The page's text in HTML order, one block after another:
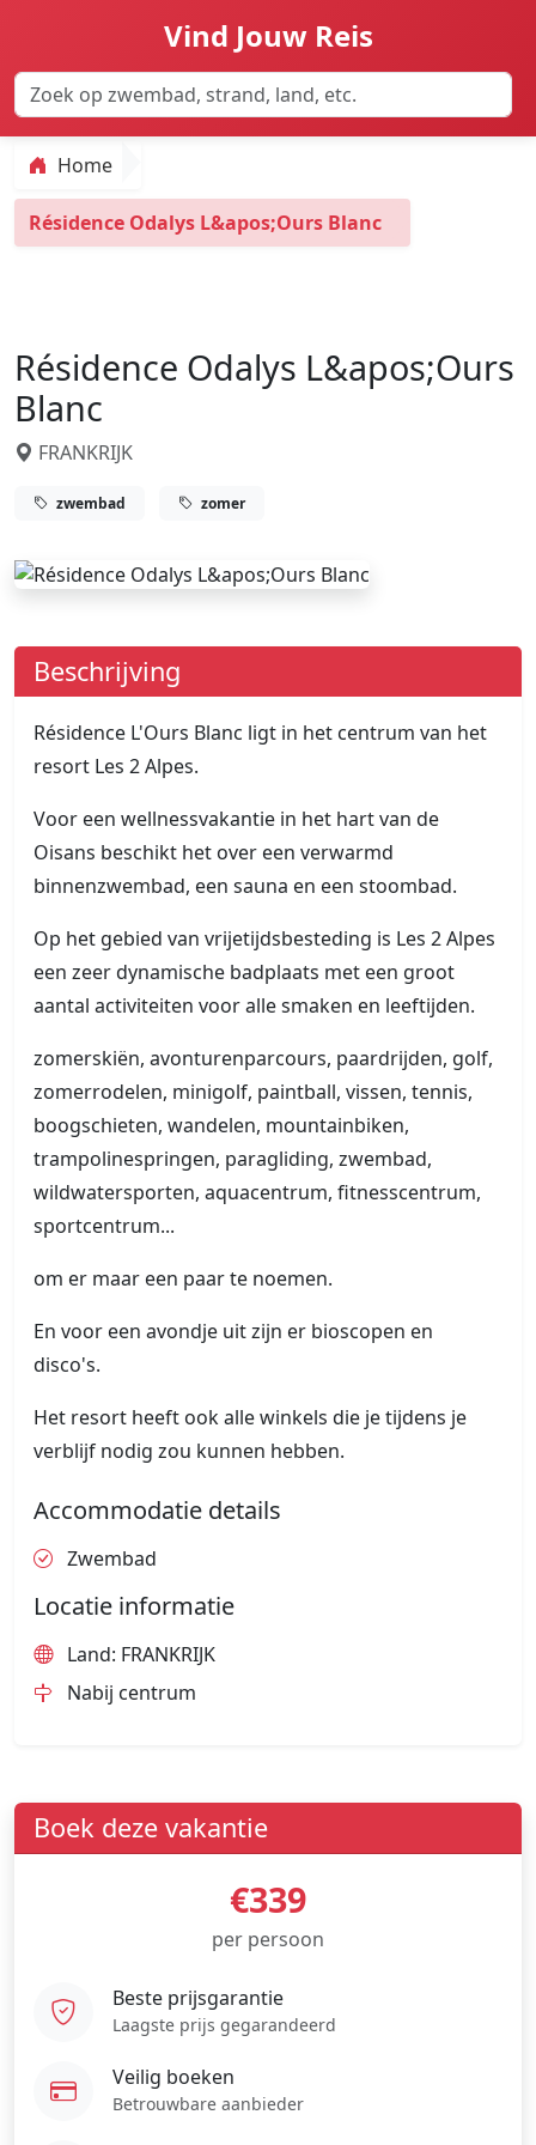
Vind Jouw Reis
Home
Résidence Odalys L&apos;Ours Blanc
Résidence Odalys L&apos;Ours
Blanc
FRANKRIJK
zwembad zomer
Beschrijving
Résidence L'Ours Blanc ligt in het centrum van het
resort Les 2 Alpes.
Voor een wellnessvakantie in het hart van de
Oisans beschikt het over een verwarmd
binnenzwembad, een sauna en een stoombad.
Op het gebied van vrijetijdsbesteding is Les 2 Alpes
een zeer dynamische badplaats met een groot
aantal activiteiten voor alle smaken en leeftijden.
zomerskiën, avonturenparcours, paardrijden, golf,
zomerrodelen, minigolf, paintball, vissen, tennis,
boogschieten, wandelen, mountainbiken,
trampolinespringen, paragliding, zwembad,
wildwatersporten, aquacentrum, fitnesscentrum,
sportcentrum...
om er maar een paar te noemen.
En voor een avondje uit zijn er bioscopen en
disco's.
Het resort heeft ook alle winkels die je tijdens je
verblijf nodig zou kunnen hebben.
Accommodatie details
Zwembad
Locatie informatie
Land: FRANKRIJK
Nabij centrum
Boek deze vakantie
€339
per persoon
Beste prijsgarantie
Laagste prijs gegarandeerd
Veilig boeken
Betrouwbare aanbieder